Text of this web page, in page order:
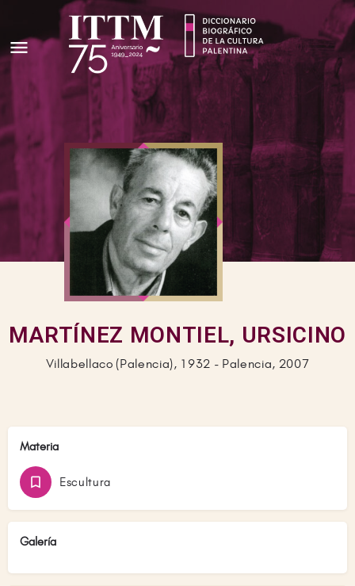
MARTÍNEZ MONTIEL, URSICINO
Villabellaco (Palencia), 1932 - Palencia, 2007
Materia
Escultura
Galería